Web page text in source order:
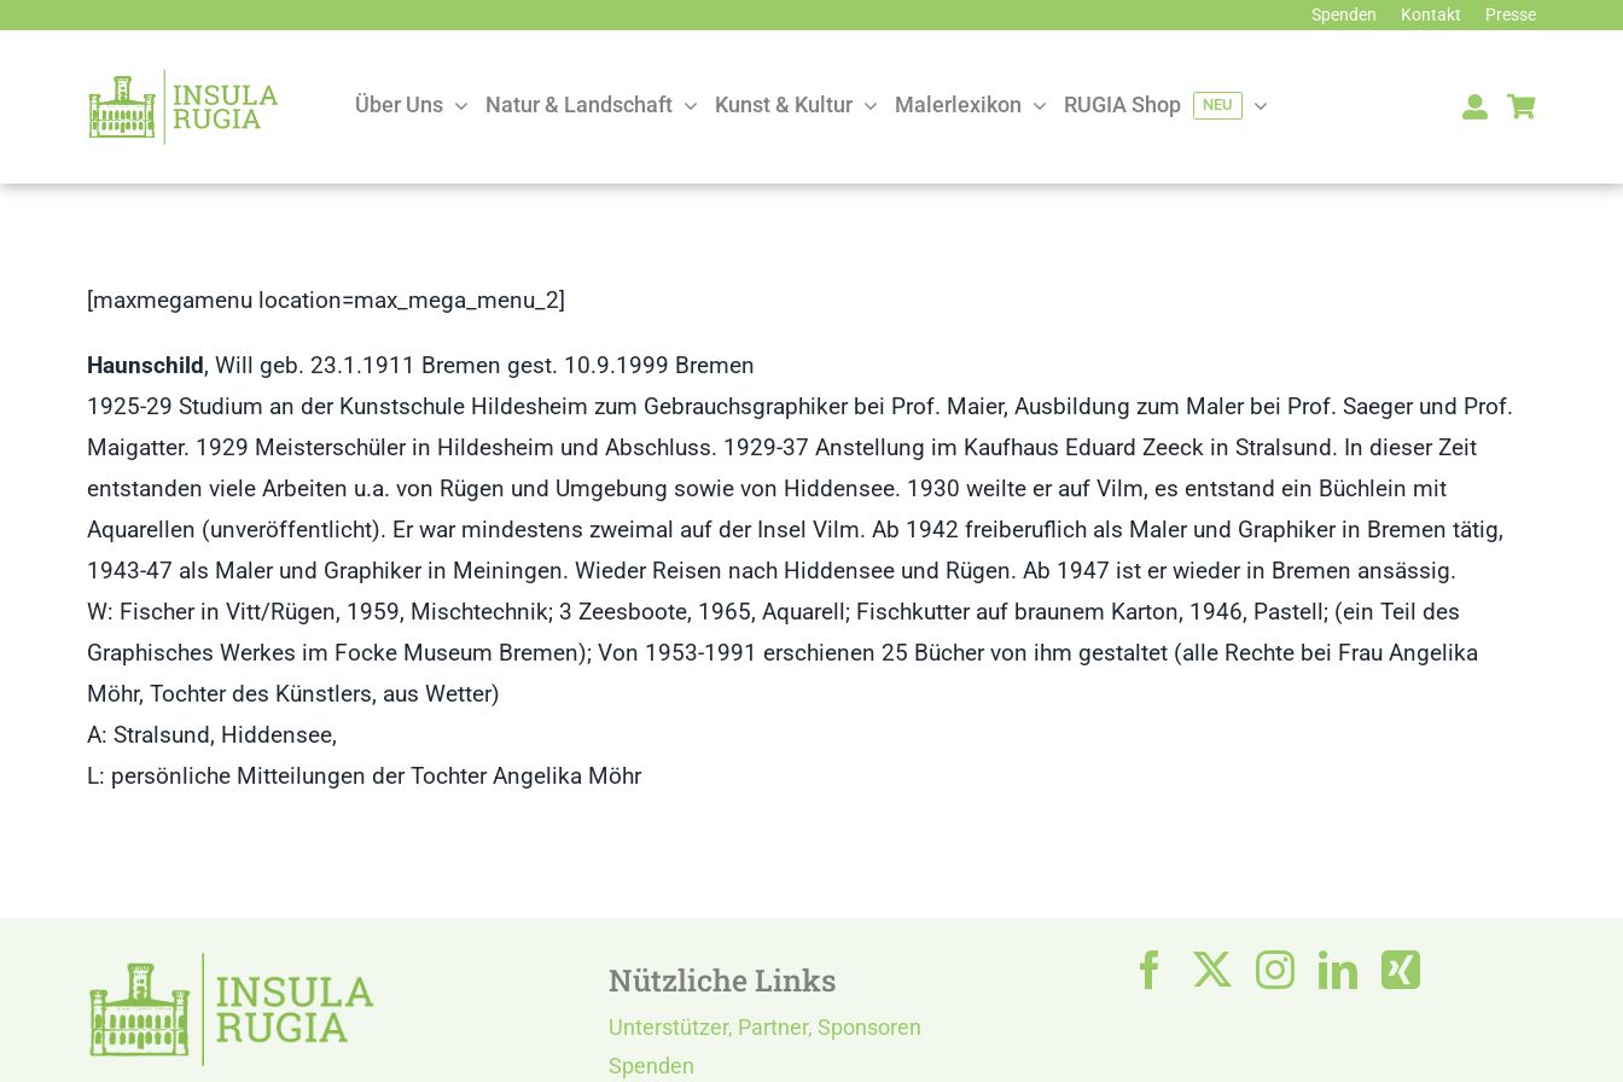
springen
Spenden Kontakt Presse
Über Uns Natur & Landschaft Kunst & Kultur Malerlexikon RUGIA Shop NEU
[maxmegamenu location=max_mega_menu_2]
Haunschild, Will geb. 23.1.1911 Bremen gest. 10.9.1999 Bremen
1925-29 Studium an der Kunstschule Hildesheim zum Gebrauchsgraphiker bei Prof. Maier, Ausbildung zum Maler bei Prof. Saeger und Prof.
Maigatter. 1929 Meisterschüler in Hildesheim und Abschluss. 1929-37 Anstellung im Kaufhaus Eduard Zeeck in Stralsund. In dieser Zeit
entstanden viele Arbeiten u.a. von Rügen und Umgebung sowie von Hiddensee. 1930 weilte er auf Vilm, es entstand ein Büchlein mit
Aquarellen (unveröffentlicht). Er war mindestens zweimal auf der Insel Vilm. Ab 1942 freiberuflich als Maler und Graphiker in Bremen tätig,
1943-47 als Maler und Graphiker in Meiningen. Wieder Reisen nach Hiddensee und Rügen. Ab 1947 ist er wieder in Bremen ansässig.
W: Fischer in Vitt/Rügen, 1959, Mischtechnik; 3 Zeesboote, 1965, Aquarell; Fischkutter auf braunem Karton, 1946, Pastell; (ein Teil des
Graphisches Werkes im Focke Museum Bremen); Von 1953-1991 erschienen 25 Bücher von ihm gestaltet (alle Rechte bei Frau Angelika
Möhr, Tochter des Künstlers, aus Wetter)
A: Stralsund, Hiddensee,
L: persönliche Mitteilungen der Tochter Angelika Möhr
Nützliche Links
Unterstützer, Partner, Sponsoren
Spenden